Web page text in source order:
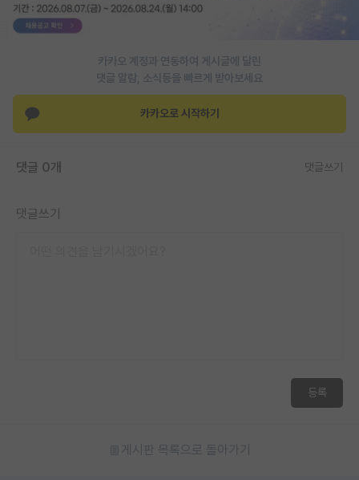
카카오 계정과 연동하여 게시글에 달린
댓글 알람, 소식등을 빠르게 받아보세요
카카오로 시작하기
댓글 0개 댓글쓰기
댓글쓰기
등록
게시판 목록으로 돌아가기